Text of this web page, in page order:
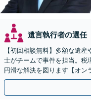
遺言執行者の選任
【初回相談無料】多額な遺
士がチームで事件を担当。税
円滑な解決を図ります【オン